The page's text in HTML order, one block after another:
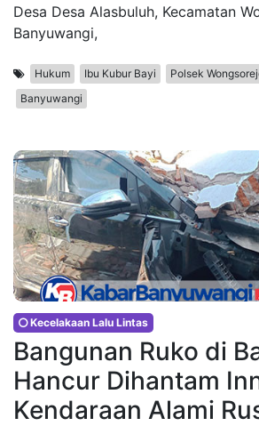
Desa Desa Alasbuluh, Kecamatan
Banyuwangi,
Hukum Ibu Kubur Bayi Polsek
Banyuwangi
Kecelakaan Lalu Lintas
Bangunan Ruko di
Hancur Dihantam
Kendaraan Alami